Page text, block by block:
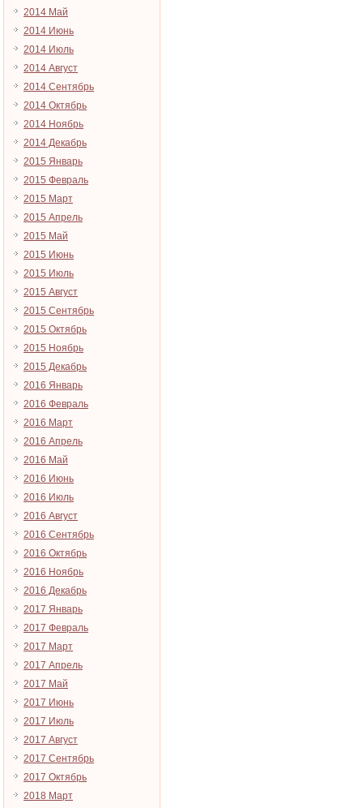
2014 Май
2014 Июнь
2014 Июль
2014 Август
2014 Сентябрь
2014 Октябрь
2014 Ноябрь
2014 Декабрь
2015 Январь
2015 Февраль
2015 Март
2015 Апрель
2015 Май
2015 Июнь
2015 Июль
2015 Август
2015 Сентябрь
2015 Октябрь
2015 Ноябрь
2015 Декабрь
2016 Январь
2016 Февраль
2016 Март
2016 Апрель
2016 Май
2016 Июнь
2016 Июль
2016 Август
2016 Сентябрь
2016 Октябрь
2016 Ноябрь
2016 Декабрь
2017 Январь
2017 Февраль
2017 Март
2017 Апрель
2017 Май
2017 Июнь
2017 Июль
2017 Август
2017 Сентябрь
2017 Октябрь
2018 Март